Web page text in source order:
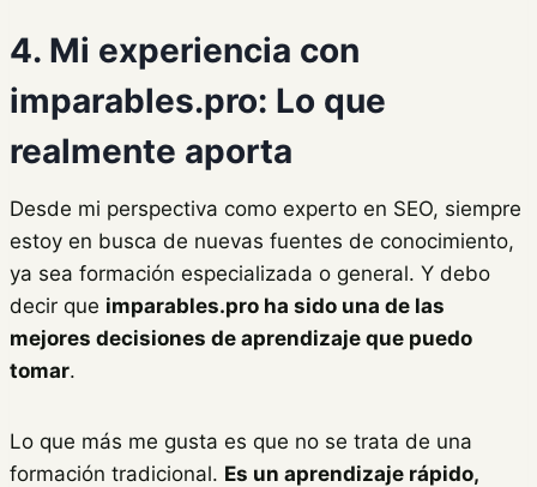
4. Mi experiencia con
imparables.pro: Lo que
realmente aporta
Desde mi perspectiva como experto en SEO, siempre
estoy en busca de nuevas fuentes de conocimiento,
ya sea formación especializada o general. Y debo
decir que imparables.pro ha sido una de las
mejores decisiones de aprendizaje que puedo
tomar.
Lo que más me gusta es que no se trata de una
formación tradicional. Es un aprendizaje rápido,